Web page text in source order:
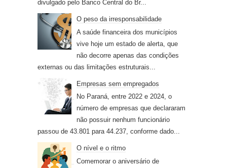
divulgado pelo Banco Central do Br...
O peso da irresponsabilidade
A saúde financeira dos municípios
vive hoje um estado de alerta, que
não decorre apenas das condições
externas ou das limitações estruturais...
Empresas sem empregados
No Paraná, entre 2022 e 2024, o
número de empresas que declararam
não possuir nenhum funcionário
passou de 43.801 para 44.237, conforme dado...
O nível e o ritmo
Comemorar o aniversário de